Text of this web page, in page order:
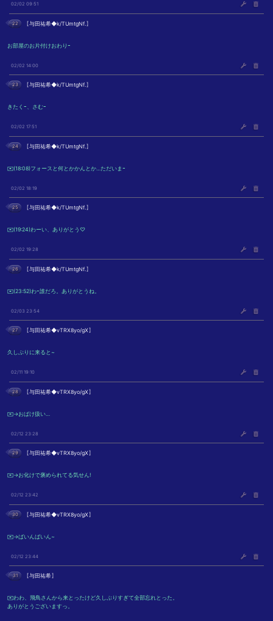
02/02 09:51
22 【与田祐希◆k/TUmtgNf. 】
お部屋のお片付けおわりｰ
02/02 14:00
23 【与田祐希◆k/TUmtgNf.】
きたくｰ、さむｰ
02/02 17:51
24 【与田祐希◆k/TUmtgNf. 】
✉️(18:08)フォースと何とかかんとか…ただいまｰ
02/02 18:19
25 【与田祐希◆k/TUmtgNf.】
✉️(19:24)わーい、ありがとう♡
02/02 19:28
26 【与田祐希◆k/TUmtgNf. 】
✉️(23:52)わｰ誰だろ。ありがとうね。
02/03 23:54
27 【与田祐希◆vTRX8yo/gX】
久しぶりに来ると~
02/11 19:10
28 【与田祐希◆vTRX8yo/gX 】
✉️→おばけ扱い…
02/12 23:28
29 【与田祐希◆vTRX8yo/gX】
✉️→お化けで褒められてる気せん!
02/12 23:42
30 【与田祐希◆vTRX8yo/gX 】
✉️→ばいんばいん~
02/12 23:44
31 【与田祐希】
✉️わわ、飛鳥さんから来とったけど久しぶりすぎて全部忘れとった。
ありがとうございますっ。